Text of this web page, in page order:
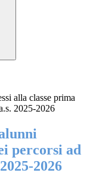
alla classe prima
2025-2026
percorsi ad
2026